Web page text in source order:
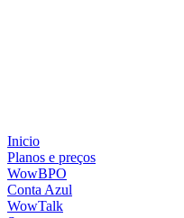
Inicio
Planos e preços
WowBPO
Conta Azul
WowTalk